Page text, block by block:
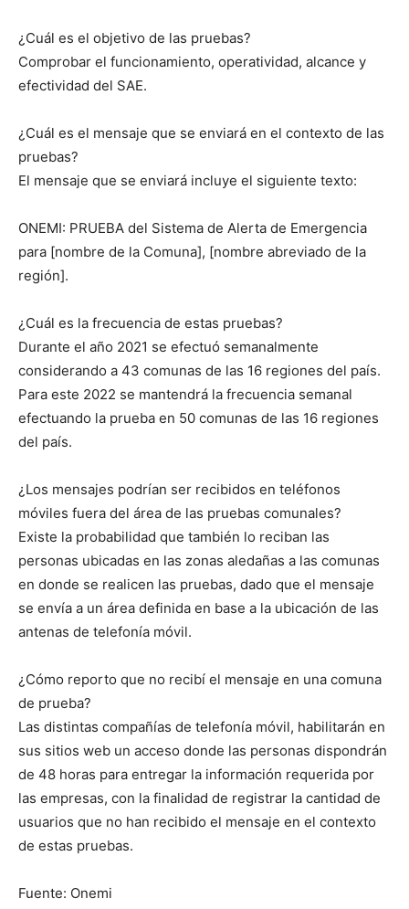
¿Cuál es el objetivo de las pruebas?
Comprobar el funcionamiento, operatividad, alcance y
efectividad del SAE.
¿Cuál es el mensaje que se enviará en el contexto de las
pruebas?
El mensaje que se enviará incluye el siguiente texto:
ONEMI: PRUEBA del Sistema de Alerta de Emergencia
para [nombre de la Comuna], [nombre abreviado de la
región].
¿Cuál es la frecuencia de estas pruebas?
Durante el año 2021 se efectuó semanalmente
considerando a 43 comunas de las 16 regiones del país.
Para este 2022 se mantendrá la frecuencia semanal
efectuando la prueba en 50 comunas de las 16 regiones
del país.
¿Los mensajes podrían ser recibidos en teléfonos
móviles fuera del área de las pruebas comunales?
Existe la probabilidad que también lo reciban las
personas ubicadas en las zonas aledañas a las comunas
en donde se realicen las pruebas, dado que el mensaje
se envía a un área definida en base a la ubicación de las
antenas de telefonía móvil.
¿Cómo reporto que no recibí el mensaje en una comuna
de prueba?
Las distintas compañías de telefonía móvil, habilitarán en
sus sitios web un acceso donde las personas dispondrán
de 48 horas para entregar la información requerida por
las empresas, con la finalidad de registrar la cantidad de
usuarios que no han recibido el mensaje en el contexto
de estas pruebas.
Fuente: Onemi